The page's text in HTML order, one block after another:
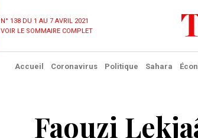
N° 138 DU 1 AU 7 AVRIL 2021
VOIR LE SOMMAIRE COMPLET
Accueil Coronavirus Politique Sahara
Faouzi